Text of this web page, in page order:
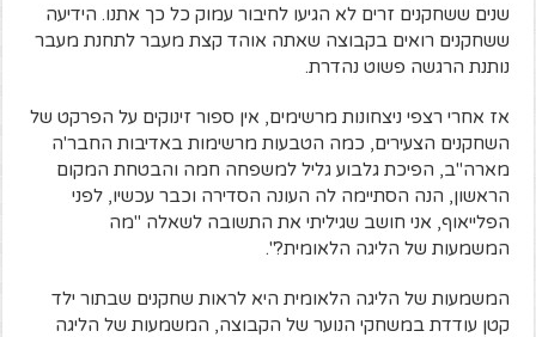
שנים ששחקנים זרים לא הגיעו לחיבור עמוק כל כך אתנו. הידיעה
ששחקנים רואים בקבוצה שאתה אוהד קצת מעבר לתחנת מעבר
נותנת הרגשה פשוט נהדרת.
אז אחרי רצפי ניצחונות מרשימים, אין ספור זינוקים על הפרקט של
השחקנים הצעירים, כמה הטבעות מרשימות באדיבות החבר'ה
מארה"ב, הפיכת גלבוע גליל למשפחה חמה והבטחת המקום
הראשון, הנה הסתיימה לה העונה הסדירה וכבר עכשיו, לפני
הפלייאוף, אני חושב שגיליתי את התשובה לשאלה "מה
המשמעות של הליגה הלאומית?".
המשמעות של הליגה הלאומית היא לראות שחקנים שבתור ילד
קטן עודדת במשחקי הנוער של הקבוצה, המשמעות של הליגה